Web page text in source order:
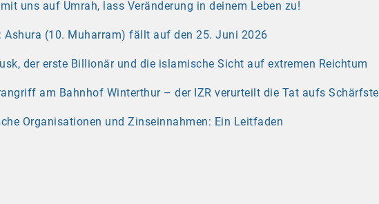
uns auf Umrah, lass Veränderung in deinem Leben zu!
Ashura (10. Muharram) fällt auf den 25. Juni 2026
der erste Billionär und die islamische Sicht auf extremen Reichtum
am Bahnhof Winterthur – der IZR verurteilt die Tat aufs Schärfste
Organisationen und Zinseinnahmen: Ein Leitfaden